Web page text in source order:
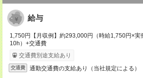
給与
1,750円【月収例】約293,000円（時給1,750円×
10h）+交通費
交通費別途支給あり
交通費 通勤交通費の支給あり（当社規定による）